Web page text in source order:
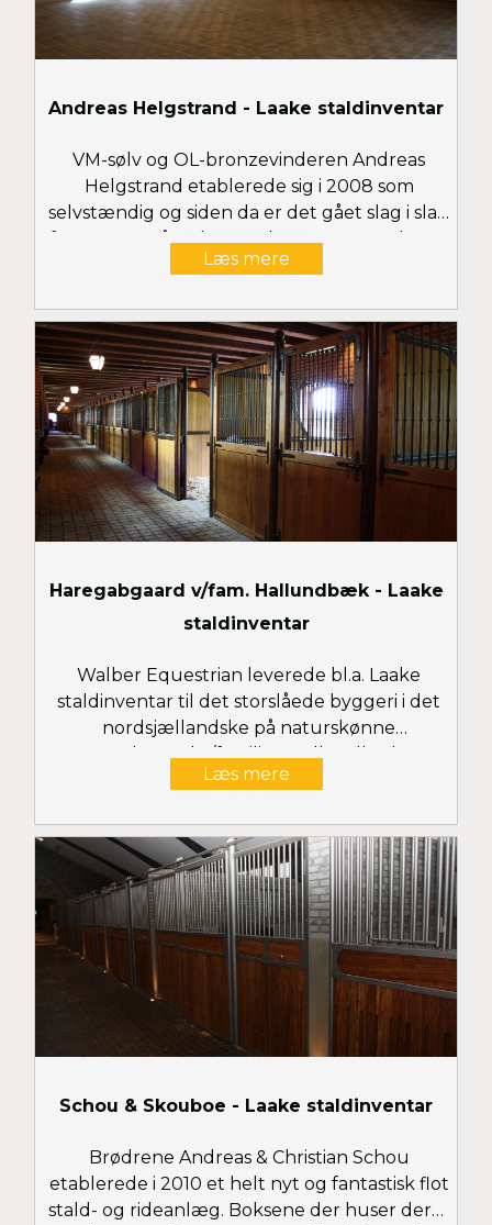
Andreas Helgstrand - Laake staldinventar
VM-sølv og OL-bronzevinderen Andreas
Helgstrand etablerede sig i 2008 som
selvstændig og siden da er det gået slag i slag
for teamet på Helgstrand Dressage med flere
UVM-medaljer og Grand Prix-placeringer til
dressuretablissement indrettede staldene på
Møgelmosegaard med inventar fra Laake. Se
flere billeder her
Læs mere
Haregabgaard v/fam. Hallundbæk - Laake
staldinventar
Walber Equestrian leverede bl.a. Laake
staldinventar til det storslåede byggeri i det
nordsjællandske på naturskønne
Haregabgaard v/familien Hallundbæk. Se
flere billeder her
Læs mere
Schou & Skouboe - Laake staldinventar
Brødrene Andreas & Christian Schou
etablerede i 2010 et helt nyt og fantastisk flot
stald- og rideanlæg. Boksene der huser deres